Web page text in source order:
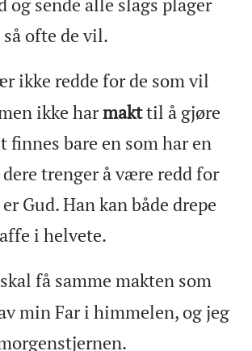
ofte de vil.
ikke redde for de som vil
ikke harmakttil å gjøre
finnes bare en som har en
trenger å være redd for
Gud. Han kan både drepe
i helvete.
få samme makten som
min Far i himmelen, og jeg